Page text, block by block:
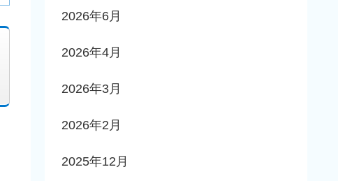
2026年6月
2026年4月
2026年3月
2026年2月
2025年12月